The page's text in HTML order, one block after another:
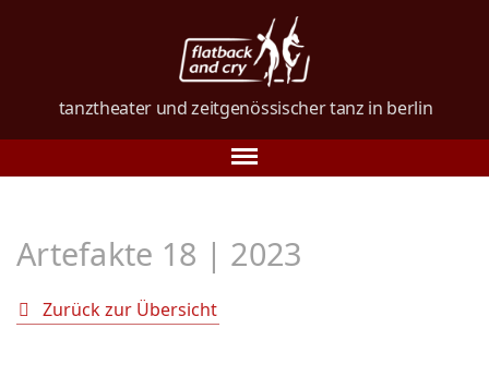
tanztheater undzeitgenössischer tanz in berlin
Über uns
Tanzkurse
Artefakte 18 | 2023
Zurück zur Übersicht